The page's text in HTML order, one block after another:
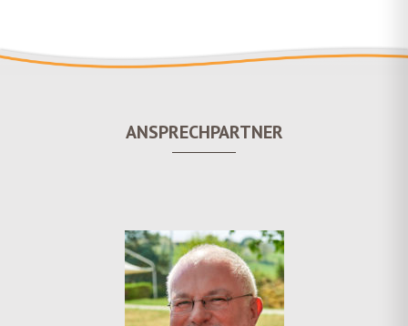
ANSPRECHPARTNER